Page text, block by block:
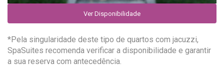
Ver Disponibilidade
*Pela singularidade deste tipo de quartos com jacuzzi,
SpaSuites recomenda verificar a disponibilidade e garantir
a sua reserva com antecedência.